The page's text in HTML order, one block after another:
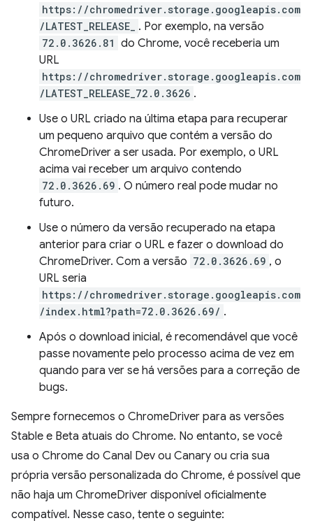
https://chromedriver.storage.googleapis.com
/LATEST_RELEASE_
. Por exemplo, na versão
72.0.3626.81 do Chrome, você receberia um
URL
https://chromedriver.storage.googleapis.com
/LATEST_RELEASE_72.0.3626 .
Use o URL criado na última etapa para recuperar
um pequeno arquivo que contém a versão do
ChromeDriver a ser usada. Por exemplo, o URL
acima vai receber um arquivo contendo
72.0.3626.69 . O número real pode mudar no
futuro.
Use o número da versão recuperado na etapa
anterior para criar o URL e fazer o download do
ChromeDriver. Com a versão 72.0.3626.69 , o
URL seria
https://chromedriver.storage.googleapis.com
/index.html?path=72.0.3626.69/ .
Após o download inicial, é recomendável que você
passe novamente pelo processo acima de vez em
quando para ver se há versões para a correção de
bugs.
Sempre fornecemos o ChromeDriver para as versões
Stable e Beta atuais do Chrome. No entanto, se você
usa o Chrome do Canal Dev ou Canary ou cria sua
própria versão personalizada do Chrome, é possível que
não haja um ChromeDriver disponível oficialmente
compatível. Nesse caso, tente o seguinte: